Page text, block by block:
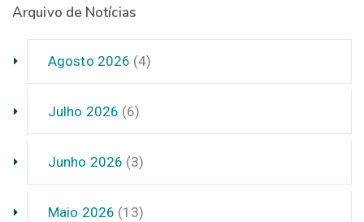
Arquivo de Notícias
Agosto 2026 (4)
Julho 2026 (6)
Junho 2026 (3)
Maio 2026 (13)